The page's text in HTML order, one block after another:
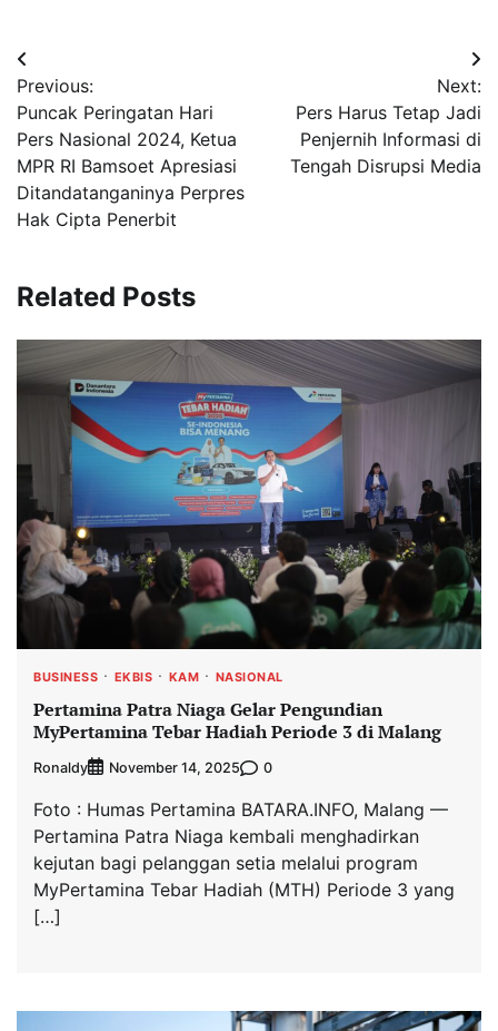
Navigasi
pos
Previous:
Puncak Peringatan Hari
Pers Nasional 2024, Ketua
MPR RI Bamsoet Apresiasi
Ditandatanganinya Perpres
Hak Cipta Penerbit
Next:
Pers Harus Tetap Jadi
Penjernih Informasi di
Tengah Disrupsi Media
Related Posts
BUSINESS EKBIS KAM NASIONAL
Pertamina Patra Niaga Gelar Pengundian
MyPertamina Tebar Hadiah Periode 3 di Malang
Ronaldy November 14, 2025 0
Foto : Humas Pertamina BATARA.INFO, Malang —
Pertamina Patra Niaga kembali menghadirkan
kejutan bagi pelanggan setia melalui program
MyPertamina Tebar Hadiah (MTH) Periode 3 yang
[…]